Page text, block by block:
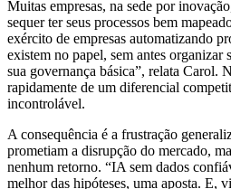
Muitas empresas, na sede por
sequer ter seus processos bem
exército de empresas automatizando
existem no papel, sem antes organizar
sua governança básica”, relata Carol.
rapidamente de um diferencial
incontrolável.
A consequência é a frustração
prometiam a disrupção do mercado,
nenhum retorno. “IA sem dados
melhor das hipóteses, uma aposta. E,